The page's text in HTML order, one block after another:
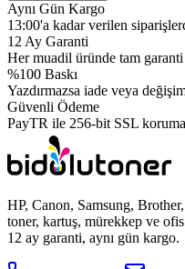
Aynı Gün Kargo
13:00'a kadar verilen
12 Ay Garanti
Her muadil üründe tam garanti
%100 Baskı
Yazdırmazsa iade veya
Güvenli Ödeme
PayTR ile 256-bit SSL
HP, Canon, Samsung,
toner, kartuş, mürekkep ve
12 ay garanti, aynı gün kargo.